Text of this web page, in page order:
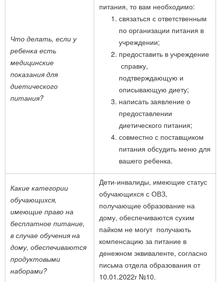
Что делать, если у
ребенка есть
медицинские
показания для
диетического
питания?
питания, то вам необходимо:
связаться с ответственным
по организации питания в
учреждении;
предоставить в учреждение
справку,
подтверждающую и
описывающую диету;
написать заявление о
предоставлении
диетического питания;
совместно с поставщиком
питания обсудить меню для
вашего ребенка.
Какие категории
обучающихся,
имеющие право на
бесплатное питание,
в случае обучения на
дому, обеспечиваются
продуктовыми
наборами?
Дети-инвалиды, имеющие статус
обучающихся с ОВЗ,
получающие образование на
дому, обеспечиваются сухим
пайком не могут получають
компенсацию за питание в
денежном эквиваленте, согласно
письма отдела образования от
10.01.2022г №10.